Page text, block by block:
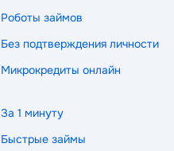
Роботы займов
Без подтверждения личности
Микрокредиты онлайн
За 1 минуту
Быстрые займы